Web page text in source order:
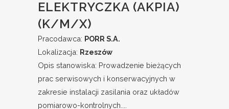
ELEKTRYCZKA (AKPIA)
(K/M/X)
Pracodawca: PORR S.A.
Lokalizacja: Rzeszów
Opis stanowiska: Prowadzenie bieżących
prac serwisowych i konserwacyjnych w
zakresie instalacji zasilania oraz układów
pomiarowo-kontrolnych....